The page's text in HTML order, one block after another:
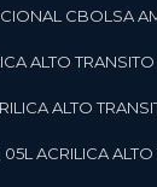
CBOLSA
ALTO
ALTO
05L ACRILICA